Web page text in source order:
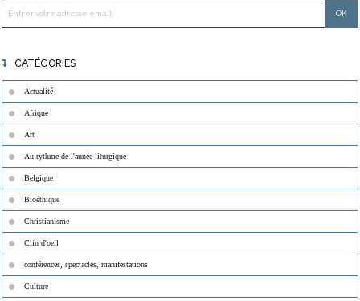
CATÉGORIES
Actualité
Afrique
Art
Au rythme de l'année liturgique
Belgique
Bioéthique
Christianisme
Clin d'oeil
conférences, spectacles, manifestations
Culture